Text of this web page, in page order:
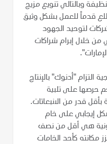
وبالتالي تنويع مزيج
قدماً للعمل بشكل وثيق
لتوحيد الجهود
من خلال إبرام شراكات
التزام "أدنوك" بالإنتاج
حرصها على تلبية
بأقل قدر من الانبعاثات.
إيجابي على خام
هي أقل من نصف
مكانته كأحد الخامات